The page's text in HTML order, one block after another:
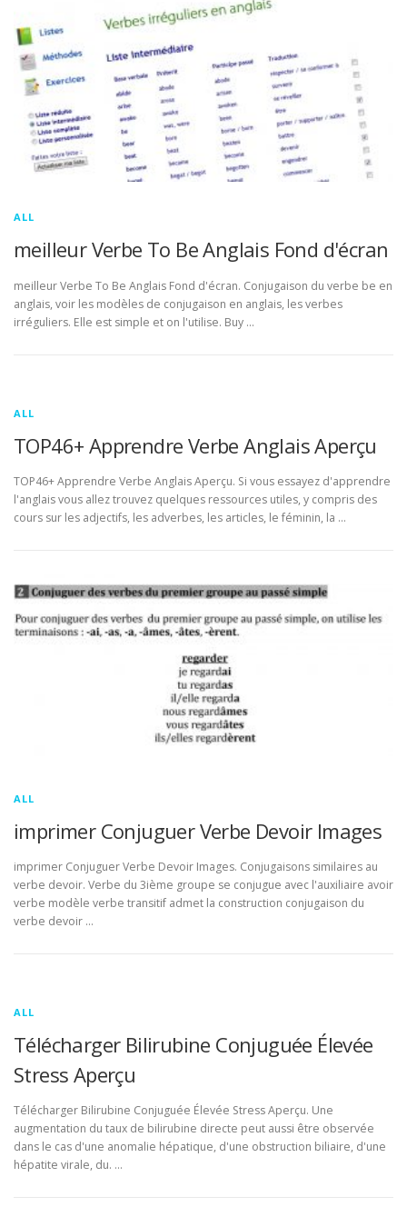
ALL
meilleur Verbe To Be Anglais Fond d'écran
meilleur Verbe To Be Anglais Fond d'écran. Conjugaison du verbe be en
anglais, voir les modèles de conjugaison en anglais, les verbes
irréguliers. Elle est simple et on l'utilise. Buy …
ALL
TOP46+ Apprendre Verbe Anglais Aperçu
TOP46+ Apprendre Verbe Anglais Aperçu. Si vous essayez d'apprendre
l'anglais vous allez trouvez quelques ressources utiles, y compris des
cours sur les adjectifs, les adverbes, les articles, le féminin, la …
ALL
imprimer Conjuguer Verbe Devoir Images
imprimer Conjuguer Verbe Devoir Images. Conjugaisons similaires au
verbe devoir. Verbe du 3ième groupe se conjugue avec l'auxiliaire avoir
verbe modèle verbe transitif admet la construction conjugaison du
verbe devoir …
ALL
Télécharger Bilirubine Conjuguée Élevée
Stress Aperçu
Télécharger Bilirubine Conjuguée Élevée Stress Aperçu. Une
augmentation du taux de bilirubine directe peut aussi être observée
dans le cas d'une anomalie hépatique, d'une obstruction biliaire, d'une
hépatite virale, du. …